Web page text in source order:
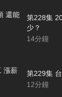
第228集
少？
14分鐘
第229集
12分鐘